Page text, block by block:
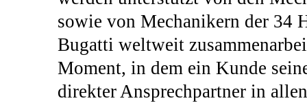
sowie von Mechanikern der 34
Bugatti weltweit
Moment, in dem ein Kunde
direkter Ansprechpartner in